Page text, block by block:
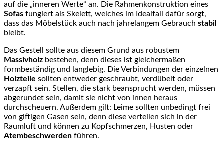
auf die „inneren Werte“ an. Die Rahmenkonstruktion eines
Sofas fungiert als Skelett, welches im Idealfall dafür sorgt,
dass das Möbelstück auch nach jahrelangem Gebrauch stabil
bleibt.
Das Gestell sollte aus diesem Grund aus robustem
Massivholz bestehen, denn dieses ist gleichermaßen
formbeständig und langlebig. Die Verbindungen der einzelnen
Holzteile sollten entweder geschraubt, verdübelt oder
verzapft sein. Stellen, die stark beansprucht werden, müssen
abgerundet sein, damit sie nicht von innen heraus
durchscheuern. Außerdem gilt: Leime sollten unbedingt frei
von giftigen Gasen sein, denn diese verteilen sich in der
Raumluft und können zu Kopfschmerzen, Husten oder
Atembeschwerden führen.